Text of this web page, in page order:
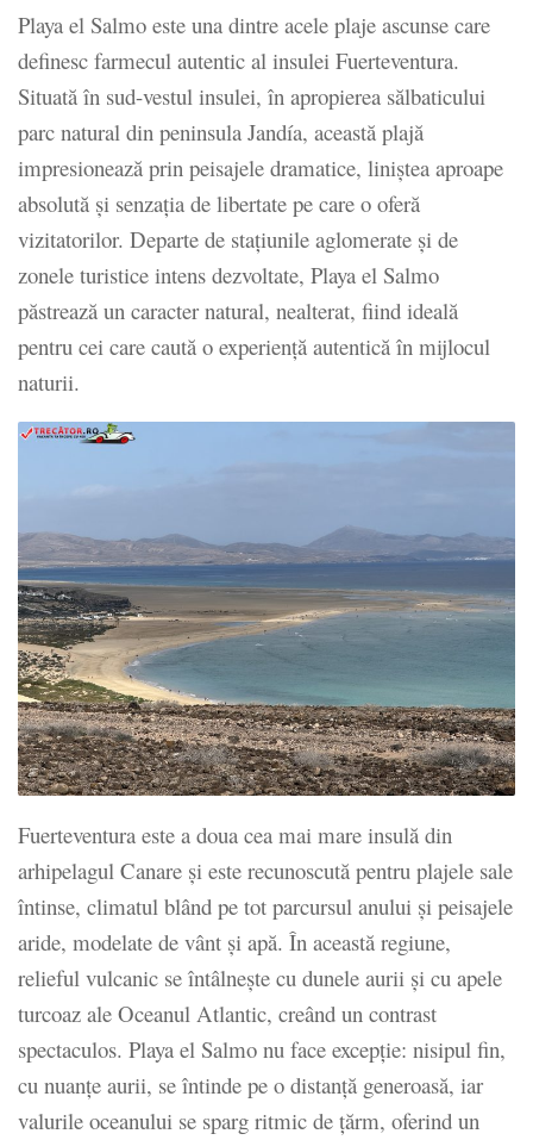
Playa el Salmo este una dintre acele plaje ascunse care
definesc farmecul autentic al insulei Fuerteventura.
Situată în sud-vestul insulei, în apropierea sălbaticului
parc natural din peninsula Jandía, această plajă
impresionează prin peisajele dramatice, liniștea aproape
absolută și senzația de libertate pe care o oferă
vizitatorilor. Departe de stațiunile aglomerate și de
zonele turistice intens dezvoltate, Playa el Salmo
păstrează un caracter natural, nealterat, fiind ideală
pentru cei care caută o experiență autentică în mijlocul
naturii.
Fuerteventura este a doua cea mai mare insulă din
arhipelagul Canare și este recunoscută pentru plajele sale
întinse, climatul blând pe tot parcursul anului și peisajele
aride, modelate de vânt și apă. În această regiune,
relieful vulcanic se întâlnește cu dunele aurii și cu apele
turcoaz ale Oceanul Atlantic, creând un contrast
spectaculos. Playa el Salmo nu face excepție: nisipul fin,
cu nuanțe aurii, se întinde pe o distanță generoasă, iar
valurile oceanului se sparg ritmic de țărm, oferind un